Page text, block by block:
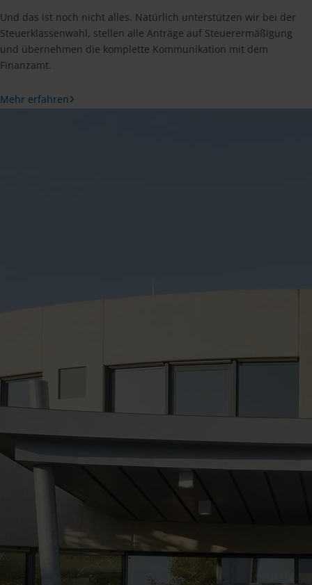
Und das ist noch nicht alles. Natürlich unterstützen wir bei der
Steuerklassenwahl, stellen alle Anträge auf Steuerermäßigung
und übernehmen die komplette Kommunikation mit dem
Finanzamt.
Mehr erfahren